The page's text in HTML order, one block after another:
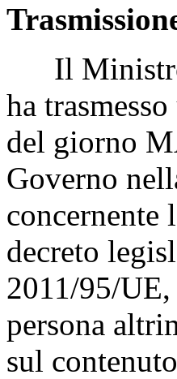
Il Ministro
ha
del giorno
Governo
decreto
2011/95/
persona
sul